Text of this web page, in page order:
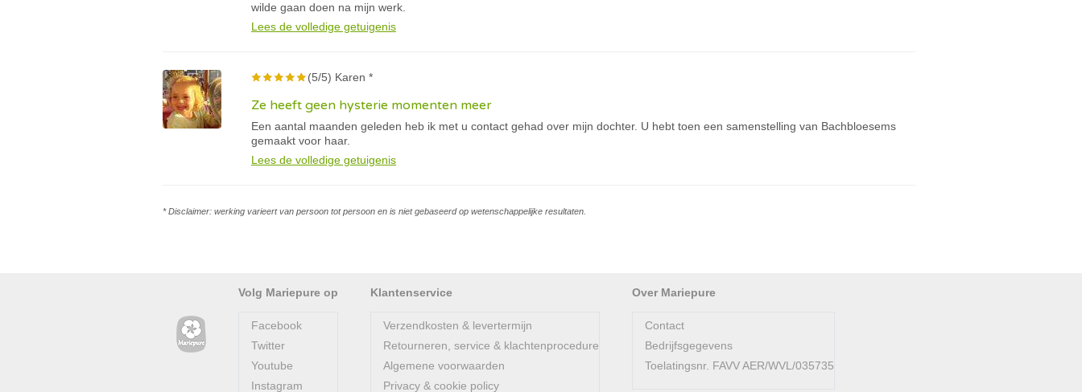
wilde gaan doen na mijn werk.
Lees de volledige getuigenis
(5/5) Karen *
Ze heeft geen hysterie momenten meer
Een aantal maanden geleden heb ik met u contact gehad over mijn dochter. U hebt toen een samenstelling van Bachbloesems
gemaakt voor haar.
Lees de volledige getuigenis
* Disclaimer: werking varieert van persoon tot persoon en is niet gebaseerd op wetenschappelijke resultaten.
Volg Mariepure op
Facebook
Twitter
Youtube
Instagram
Klantenservice
Verzendkosten & levertermijn
Retourneren, service & klachtenprocedure
Algemene voorwaarden
Privacy & cookie policy
Over Mariepure
Contact
Bedrijfsgegevens
Toelatingsnr. FAVV AER/WVL/035735